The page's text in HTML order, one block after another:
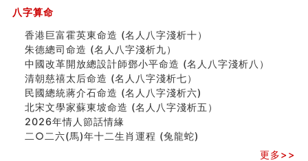
额相与命运
从痣看相
姓名陰陽配置的凶吉
六爻測住宅風水 (四)
玄空本义 (五)
财务办公室风水布局
精选1500个五行属木的字
玄空本义 (四)
八字算命：女命八字里日坐伤官克夫？
八字算命
香港巨富霍英東命造 (名人八字淺析十）
朱德總司命造 (名⼈⼋字淺析九）
中國改革開放總設計師鄧小平命造 (名人八字淺析八）
清朝慈禧太后命造 (名人八字淺析七）
民國總統蔣介石命造 (名人八字淺析六)
北宋文學家蘇東坡命造 (名人八字淺析五）
2026年情人節話情緣
二○二六(馬)年十二生肖運程 (兔龍蛇)
更多>>